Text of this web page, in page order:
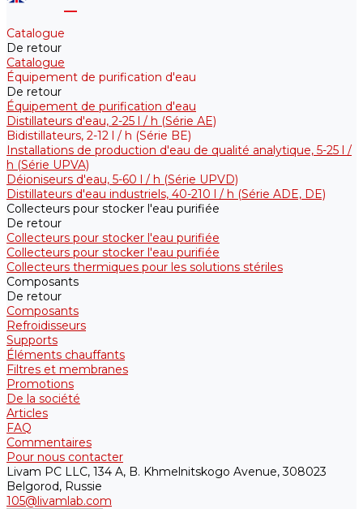
Catalogue
De retour
Catalogue
Équipement de purification d'eau
De retour
Équipement de purification d'eau
Distillateurs d'eau, 2-25 l / h (Série АE)
Bidistillateurs, 2-12 l / h (Série BE)
Installations de production d'eau de qualité analytique, 5-25 l /
h (Série UPVA)
Déioniseurs d'eau, 5-60 l / h (Série UPVD)
Distillateurs d'eau industriels, 40-210 l / h (Série ADE, DE)
Collecteurs pour stocker l'eau purifiée
De retour
Collecteurs pour stocker l'eau purifiée
Collecteurs pour stocker l'eau purifiée
Collecteurs thermiques pour les solutions stériles
Composants
De retour
Composants
Refroidisseurs
Supports
Éléments chauffants
Filtres et membranes
Promotions
De la société
Articles
FAQ
Commentaires
Pour nous contacter
Livam PC LLC, 134 A, B. Khmelnitskogo Avenue, 308023
Belgorod, Russie
105@livamlab.com